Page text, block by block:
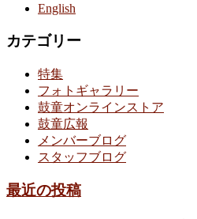
English
カテゴリー
特集
フォトギャラリー
鼓童オンラインストア
鼓童広報
メンバーブログ
スタッフブログ
最近の投稿